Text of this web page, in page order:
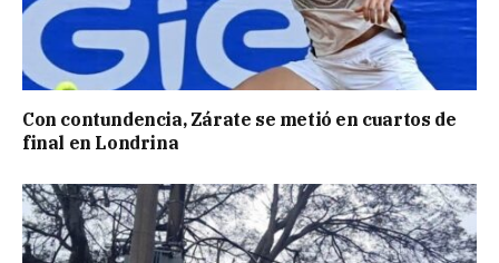
Con contundencia, Zárate se metió en cuartos de
final en Londrina